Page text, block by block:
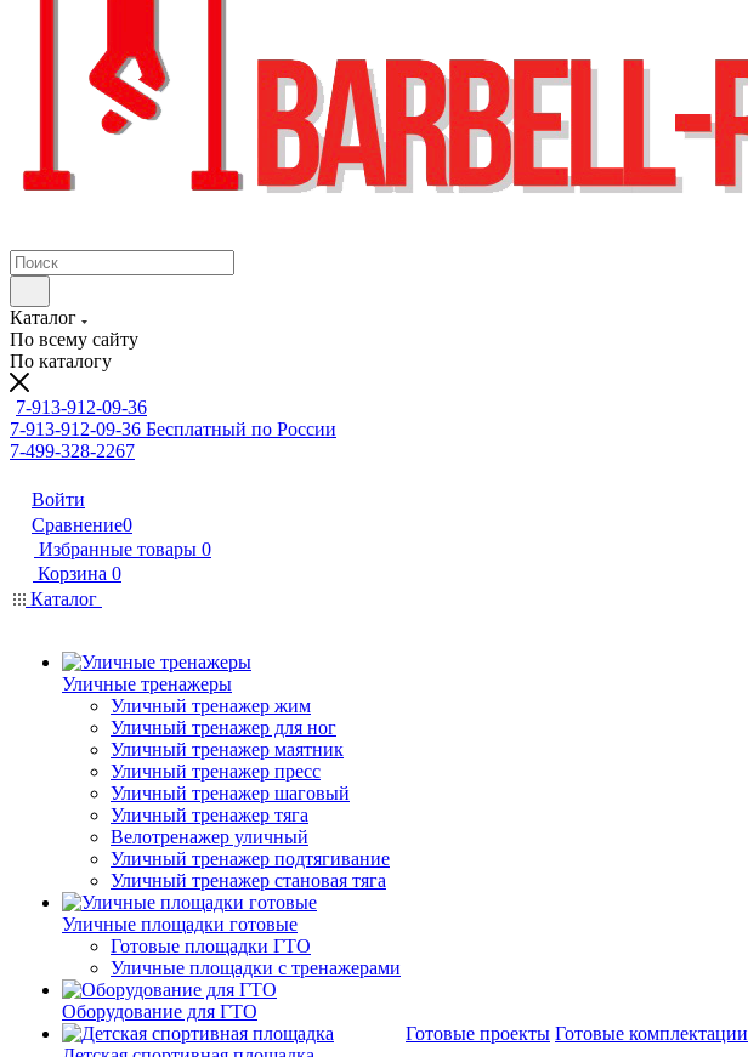
Каталог
По всему сайту
По каталогу
7-913-912-09-36
7-913-912-09-36 Бесплатный по России
7-499-328-2267
Войти
Сравнение0
Избранные товары 0
Корзина 0
Каталог
Уличные тренажеры
Уличный тренажер жим
Уличный тренажер для ног
Уличный тренажер маятник
Уличный тренажер пресс
Уличный тренажер шаговый
Уличный тренажер тяга
Велотренажер уличный
Уличный тренажер подтягивание
Уличный тренажер становая тяга
Уличные площадки готовые
Готовые площадки ГТО
Уличные площадки с тренажерами
Оборудование для ГТО
Готовые проекты Готовые комплектации